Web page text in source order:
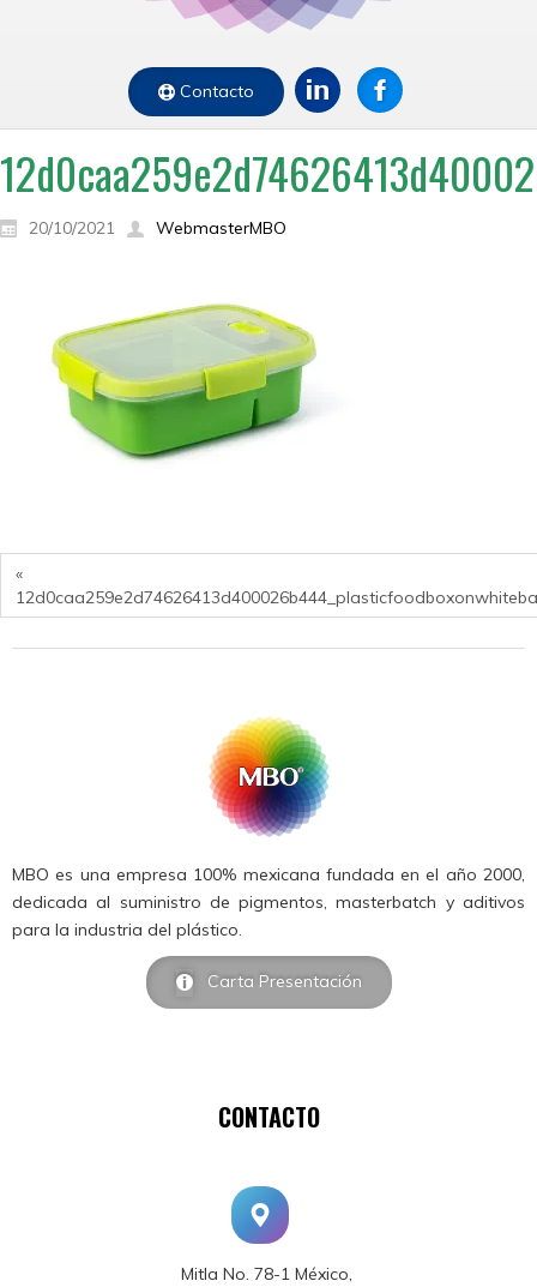
Contacto
20/10/2021 WebmasterMBO
«
MBO es una empresa 100% mexicana fundada en el año 2000,
dedicada al suministro de pigmentos, masterbatch y aditivos
para la industria del plástico.
Carta Presentación
CONTACTO
Mitla No. 78-1 México,